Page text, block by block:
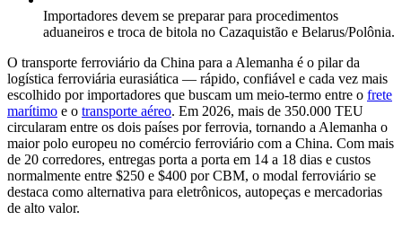
Importadores devem se preparar para procedimentos
aduaneiros e troca de bitola no Cazaquistão e Belarus/Polônia.
O transporte ferroviário da China para a Alemanha é o pilar da
logística ferroviária eurasiática — rápido, confiável e cada vez mais
escolhido por importadores que buscam um meio-termo entre o frete
marítimo e o transporte aéreo. Em 2026, mais de 350.000 TEU
circularam entre os dois países por ferrovia, tornando a Alemanha o
maior polo europeu no comércio ferroviário com a China. Com mais
de 20 corredores, entregas porta a porta em 14 a 18 dias e custos
normalmente entre $250 e $400 porCBM, o modal ferroviário se
destaca como alternativa para eletrônicos, autopeças e mercadorias
de alto valor.